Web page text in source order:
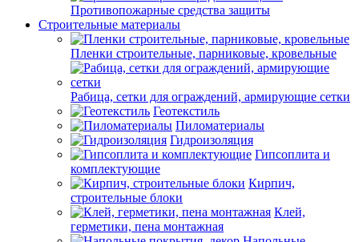
Противопожарные средства защиты
Строительные материалы
Пленки строительные, парниковые, кровельные
Рабица, сетки для ограждений, армирующие сетки
Геотекстиль
Пиломатериалы
Гидроизоляция
Гипсоплита и
комплектующие
Кирпич,
строительные блоки
Клей,
герметики, пена монтажная